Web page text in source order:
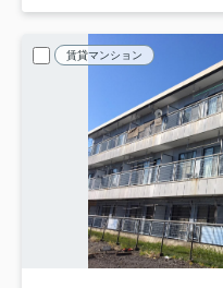
賃貸マンション